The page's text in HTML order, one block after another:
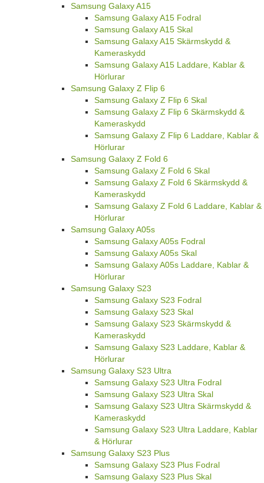
Samsung Galaxy A15
Samsung Galaxy A15 Fodral
Samsung Galaxy A15 Skal
Samsung Galaxy A15 Skärmskydd &
Kameraskydd
Samsung Galaxy A15 Laddare, Kablar &
Hörlurar
Samsung Galaxy Z Flip 6
Samsung Galaxy Z Flip 6 Skal
Samsung Galaxy Z Flip 6 Skärmskydd &
Kameraskydd
Samsung Galaxy Z Flip 6 Laddare, Kablar &
Hörlurar
Samsung Galaxy Z Fold 6
Samsung Galaxy Z Fold 6 Skal
Samsung Galaxy Z Fold 6 Skärmskydd &
Kameraskydd
Samsung Galaxy Z Fold 6 Laddare, Kablar &
Hörlurar
Samsung Galaxy A05s
Samsung Galaxy A05s Fodral
Samsung Galaxy A05s Skal
Samsung Galaxy A05s Laddare, Kablar &
Hörlurar
Samsung Galaxy S23
Samsung Galaxy S23 Fodral
Samsung Galaxy S23 Skal
Samsung Galaxy S23 Skärmskydd &
Kameraskydd
Samsung Galaxy S23 Laddare, Kablar &
Hörlurar
Samsung Galaxy S23 Ultra
Samsung Galaxy S23 Ultra Fodral
Samsung Galaxy S23 Ultra Skal
Samsung Galaxy S23 Ultra Skärmskydd &
Kameraskydd
Samsung Galaxy S23 Ultra Laddare, Kablar
& Hörlurar
Samsung Galaxy S23 Plus
Samsung Galaxy S23 Plus Fodral
Samsung Galaxy S23 Plus Skal